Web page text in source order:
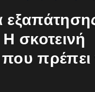
σκοτεινή
πρέπει